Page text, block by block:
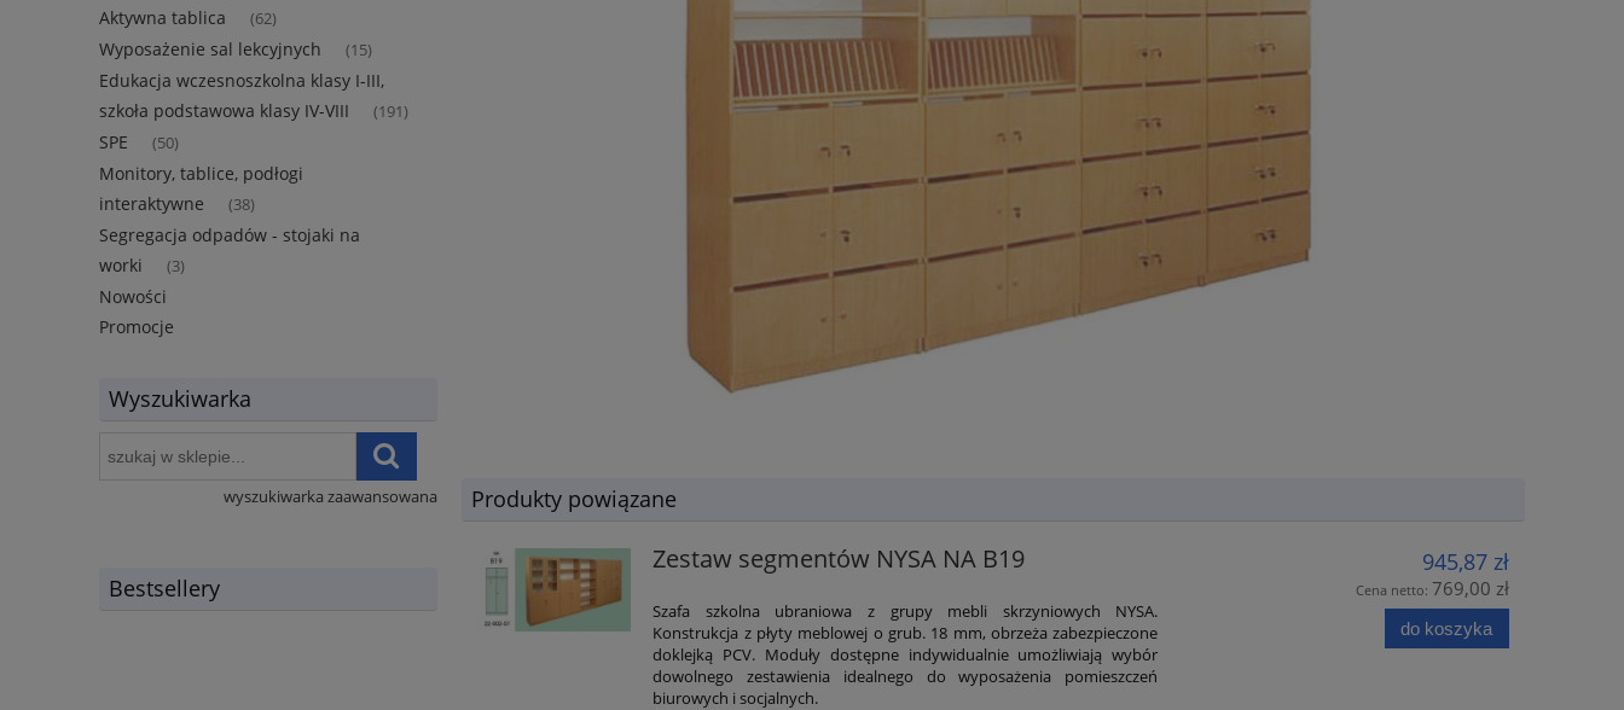
Aktywna tablica (62)
Wyposażenie sal lekcyjnych (15)
Edukacja wczesnoszkolna klasy I-III,
szkoła podstawowa klasy IV-VIII
(191)
SPE (50)
Monitory, tablice, podłogi
interaktywne
(38)
Segregacja odpadów - stojaki na
worki
(3)
Nowości
Promocje
Wyszukiwarka
wyszukiwarka zaawansowana
Bestsellery
Produkty powiązane
Zestaw segmentów NYSA NA B19
Szafa szkolna ubraniowa z grupy mebli skrzyniowych NYSA.
Konstrukcja z płyty meblowej o grub. 18 mm, obrzeża zabezpieczone
doklejką PCV. Moduły dostępne indywidualnie umożliwiają wybór
dowolnego zestawienia idealnego do wyposażenia pomieszczeń
biurowych i socjalnych.
945,87 zł
Cena netto: 769,00 zł
do koszyka